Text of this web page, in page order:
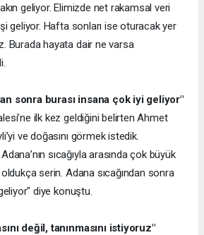
geliyor. Elimizde net rakamsal veri
geliyor. Hafta sonları ise oturacak yer
Burada hayata dair ne varsa
sonra burası insana çok iyi geliyor"
ilk kez geldiğini belirten Ahmet
ve doğasını görmek istedik.
sıcağıyla arasında çok büyük
serin. Adana sıcağından sonra
diye konuştu.
değil, tanınmasını istiyoruz"